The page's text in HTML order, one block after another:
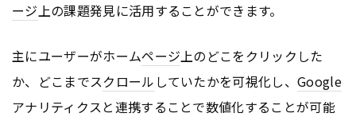
ージ上の課題発見に活用することができます。
主にユーザーがホームページ上のどこをクリックした
か、どこまでスクロール していたかを可視化し、Google
アナリティクスと連携することで数値化することが可能